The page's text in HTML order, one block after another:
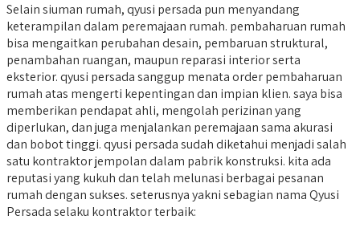
Selain siuman rumah, qyusi persada pun menyandang
keterampilan dalam peremajaan rumah. pembaharuan rumah
bisa mengaitkan perubahan desain, pembaruan struktural,
penambahan ruangan, maupun reparasi interior serta
eksterior. qyusi persada sanggup menata order pembaharuan
rumah atas mengerti kepentingan dan impian klien. saya bisa
memberikan pendapat ahli, mengolah perizinan yang
diperlukan, dan juga menjalankan peremajaan sama akurasi
dan bobot tinggi. qyusi persada sudah diketahui menjadi salah
satu kontraktor jempolan dalam pabrik konstruksi. kita ada
reputasi yang kukuh dan telah melunasi berbagai pesanan
rumah dengan sukses. seterusnya yakni sebagian nama Qyusi
Persada selaku kontraktor terbaik: